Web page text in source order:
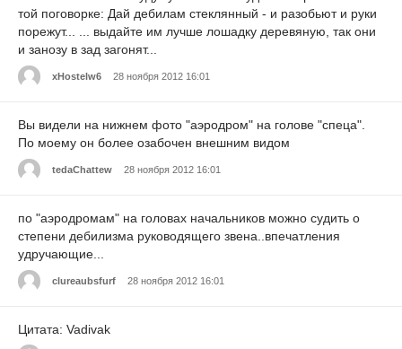
той поговорке: Дай дебилам стеклянный - и разобьют и руки
порежут... ... выдайте им лучше лошадку деревяную, так они
и занозу в зад загонят...
xHostelw6 28 ноября 2012 16:01
Вы видели на нижнем фото "аэродром" на голове "спеца".
По моему он более озабочен внешним видом
tedaChattew 28 ноября 2012 16:01
по "аэродромам" на головах начальников можно судить о
степени дебилизма руководящего звена..впечатления
удручающие...
clureaubsfurf 28 ноября 2012 16:01
Цитата: Vadivak